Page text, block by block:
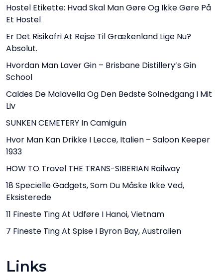
Hostel Etikette: Hvad Skal Man Gøre Og Ikke Gøre På
Et Hostel
Er Det Risikofri At Rejse Til Grækenland Lige Nu?
Absolut.
Hvordan Man Laver Gin – Brisbane Distillery’s Gin
School
Caldes De Malavella Og Den Bedste Solnedgang I Mit
Liv
SUNKEN CEMETERY In Camiguin
Hvor Man Kan Drikke I Lecce, Italien – Saloon Keeper
1933
HOW TO Travel THE TRANS-SIBERIAN Railway
18 Specielle Gadgets, Som Du Måske Ikke Ved,
Eksisterede
11 Fineste Ting At Udføre I Hanoi, Vietnam
7 Fineste Ting At Spise I Byron Bay, Australien
Links